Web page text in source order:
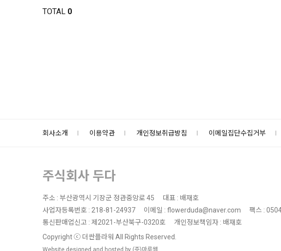
TOTAL 0
회사소개 이용약관 개인정보취급방침 이메일집단수집거부
주식회사 두다
주소 : 부산광역시 기장군 정관중앙로 45
대표 : 배재호
사업자등록번호 : 218-81-24937
이메일 : flowerduda@naver.com
팩스 :
통신판매업신고 : 제2021-부산북구-0320호
개인정보책임자 : 배재호
Copyright ⓒ 더싼플라워 All Rights Reserved.
Website designed and hosted by (주)마루웹.